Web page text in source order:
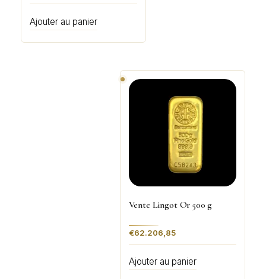
Ajouter au panier
Vente Lingot Or 500 g
€62.206,85
Ajouter au panier